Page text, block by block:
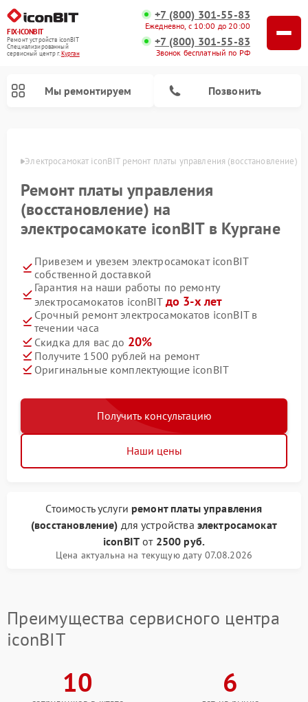
FIX-ICONBIT
Ремонт устройств iconBIT
Специализированный
cервисный центр г.Курган
+7 (800) 301-55-83
Ежедневно, с 10:00 до 20:00
+7 (800) 301-55-83
Звонок бесплатный по РФ
Мы ремонтируем Позвонить
Электросамокат iconBIT ремонт платы управления (восстановление)
Ремонт платы управления
(восстановление) на
электросамокате iconBIT в Кургане
Привезем и увезем электросамокат iconBIT
собственной доставкой
Гарантия на наши работы по ремонту
электросамокатов iconBIT до 3-х лет
Срочный ремонт электросамокатов iconBIT в
течении часа
Скидка для вас до 20%
Получите 1500 рублей на ремонт
Оригинальные комплектующие iconBIT
Получить консультацию
Наши цены
Стоимость услуги ремонт платы управления
(восстановление) для устройства электросамокат
iconBIT от 2500 руб.
Цена актуальна на текущую дату 07.08.2026
Преимущества сервисного центра
iconBIT
10 6